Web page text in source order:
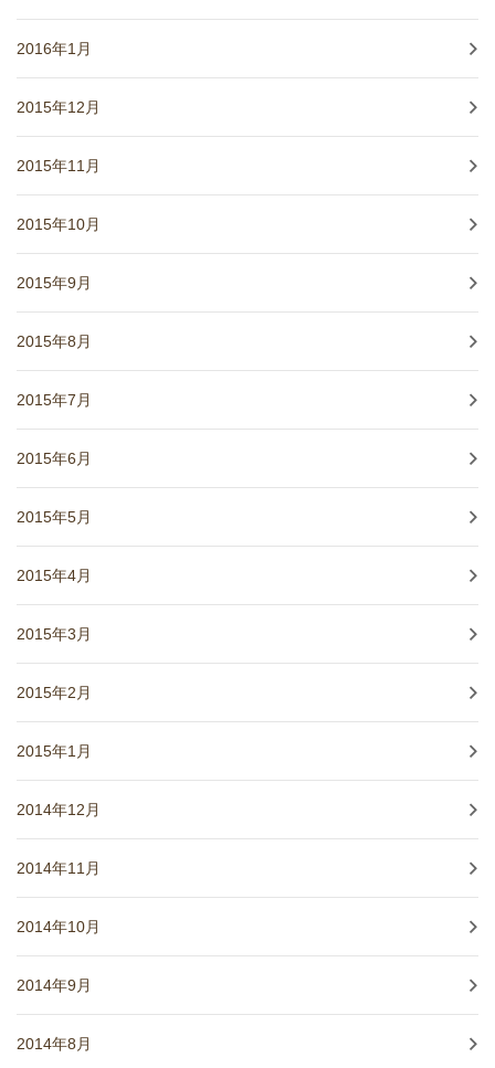
2016年1月
2015年12月
2015年11月
2015年10月
2015年9月
2015年8月
2015年7月
2015年6月
2015年5月
2015年4月
2015年3月
2015年2月
2015年1月
2014年12月
2014年11月
2014年10月
2014年9月
2014年8月